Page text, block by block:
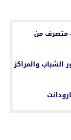
متصرف من
لدور الشباب والمراكز